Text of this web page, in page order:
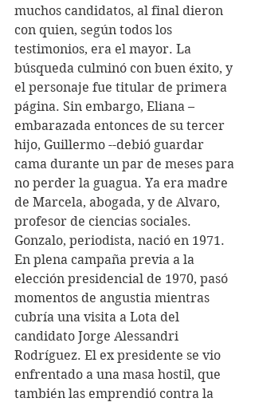
muchos candidatos, al final dieron
con quien, según todos los
testimonios, era el mayor. La
búsqueda culminó con buen éxito, y
el personaje fue titular de primera
página. Sin embargo, Eliana –
embarazada entonces de su tercer
hijo, Guillermo --debió guardar
cama durante un par de meses para
no perder la guagua. Ya era madre
de Marcela, abogada, y de Alvaro,
profesor de ciencias sociales.
Gonzalo, periodista, nació en 1971.
En plena campaña previa a la
elección presidencial de 1970, pasó
momentos de angustia mientras
cubría una visita a Lota del
candidato Jorge Alessandri
Rodríguez. El ex presidente se vio
enfrentado a una masa hostil, que
también las emprendió contra la